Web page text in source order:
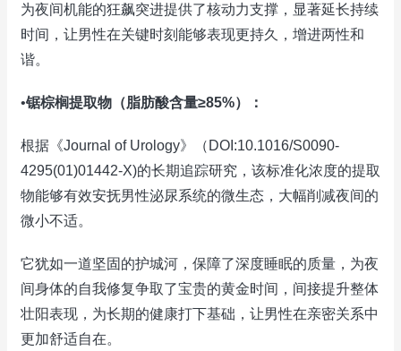
为夜间机能的狂飙突进提供了核动力支撑，显著延长持续
时间，让男性在关键时刻能够表现更持久，增进两性和
谐。
•锯棕榈提取物（脂肪酸含量≥85%）：
根据《Journal of Urology》（DOI:10.1016/S0090-
4295(01)01442-X)的长期追踪研究，该标准化浓度的提取
物能够有效安抚男性泌尿系统的微生态，大幅削减夜间的
微小不适。
它犹如一道坚固的护城河，保障了深度睡眠的质量，为夜
间身体的自我修复争取了宝贵的黄金时间，间接提升整体
壮阳表现，为长期的健康打下基础，让男性在亲密关系中
更加舒适自在。